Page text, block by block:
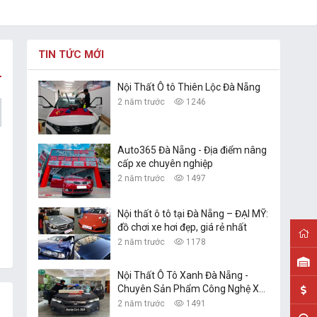
TIN TỨC MỚI
Nội Thất Ô tô Thiên Lộc Đà Nẵng
2 năm trước 1246
Auto365 Đà Nẵng - Địa điểm nâng
cấp xe chuyên nghiệp
2 năm trước 1497
Nội thất ô tô tại Đà Nẵng – ĐẠI MỸ:
đồ chơi xe hơi đẹp, giá rẻ nhất
2 năm trước 1178
Nội Thất Ô Tô Xanh Đà Nẵng -
Chuyên Sản Phẩm Công Nghệ Xe
Hơi
2 năm trước 1491